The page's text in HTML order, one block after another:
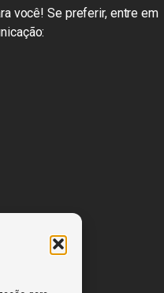
você! Se preferir, entre em